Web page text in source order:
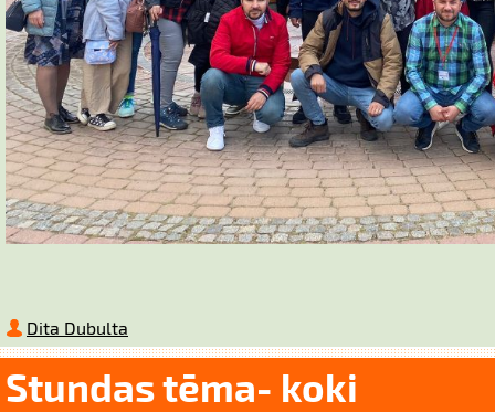
Dita Dubulta
Stundas tēma- koki